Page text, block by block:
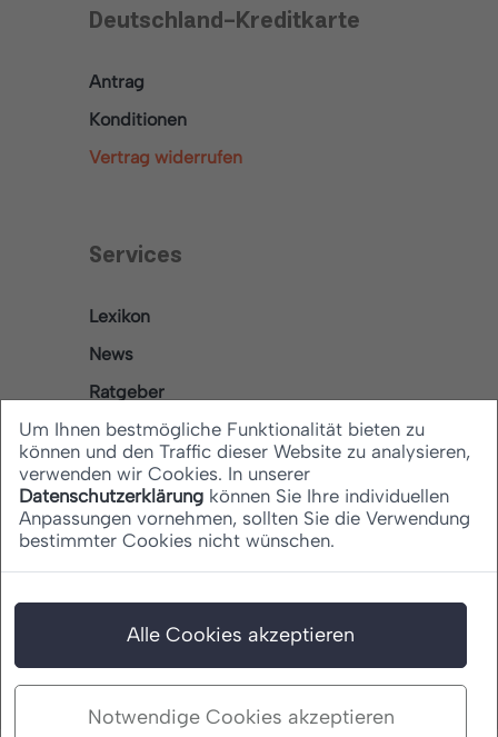
Deutschland-Kreditkarte
Antrag
Konditionen
Vertrag widerrufen
Services
Lexikon
News
Ratgeber
Rechtliches
Datenschutz
Impressum
Um Ihnen bestmögliche Funktionalität bieten zu
können und den Traffic dieser Website zu analysieren,
verwenden wir Cookies. In unserer
Datenschutzerklärung können Sie Ihre individuellen
Anpassungen vornehmen, sollten Sie die Verwendung
bestimmter Cookies nicht wünschen.
Alle Cookies akzeptieren
Notwendige Cookies akzeptieren